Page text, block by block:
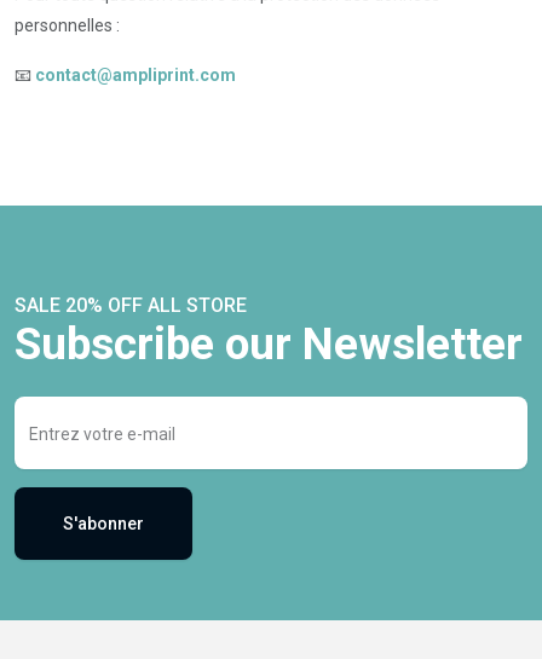
personnelles :
📧 contact@ampliprint.com
SALE 20% OFF ALL STORE
Subscribe our Newsletter
S'abonner